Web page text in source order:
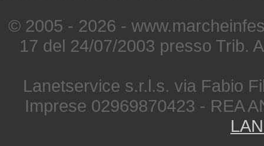
© 2005 - 2026 -
17 del 24/07/2003 presso Trib.
Lanetservice s.r.l.s. via Fabio
Imprese 02969870423 - REA